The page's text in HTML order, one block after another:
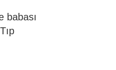
babası